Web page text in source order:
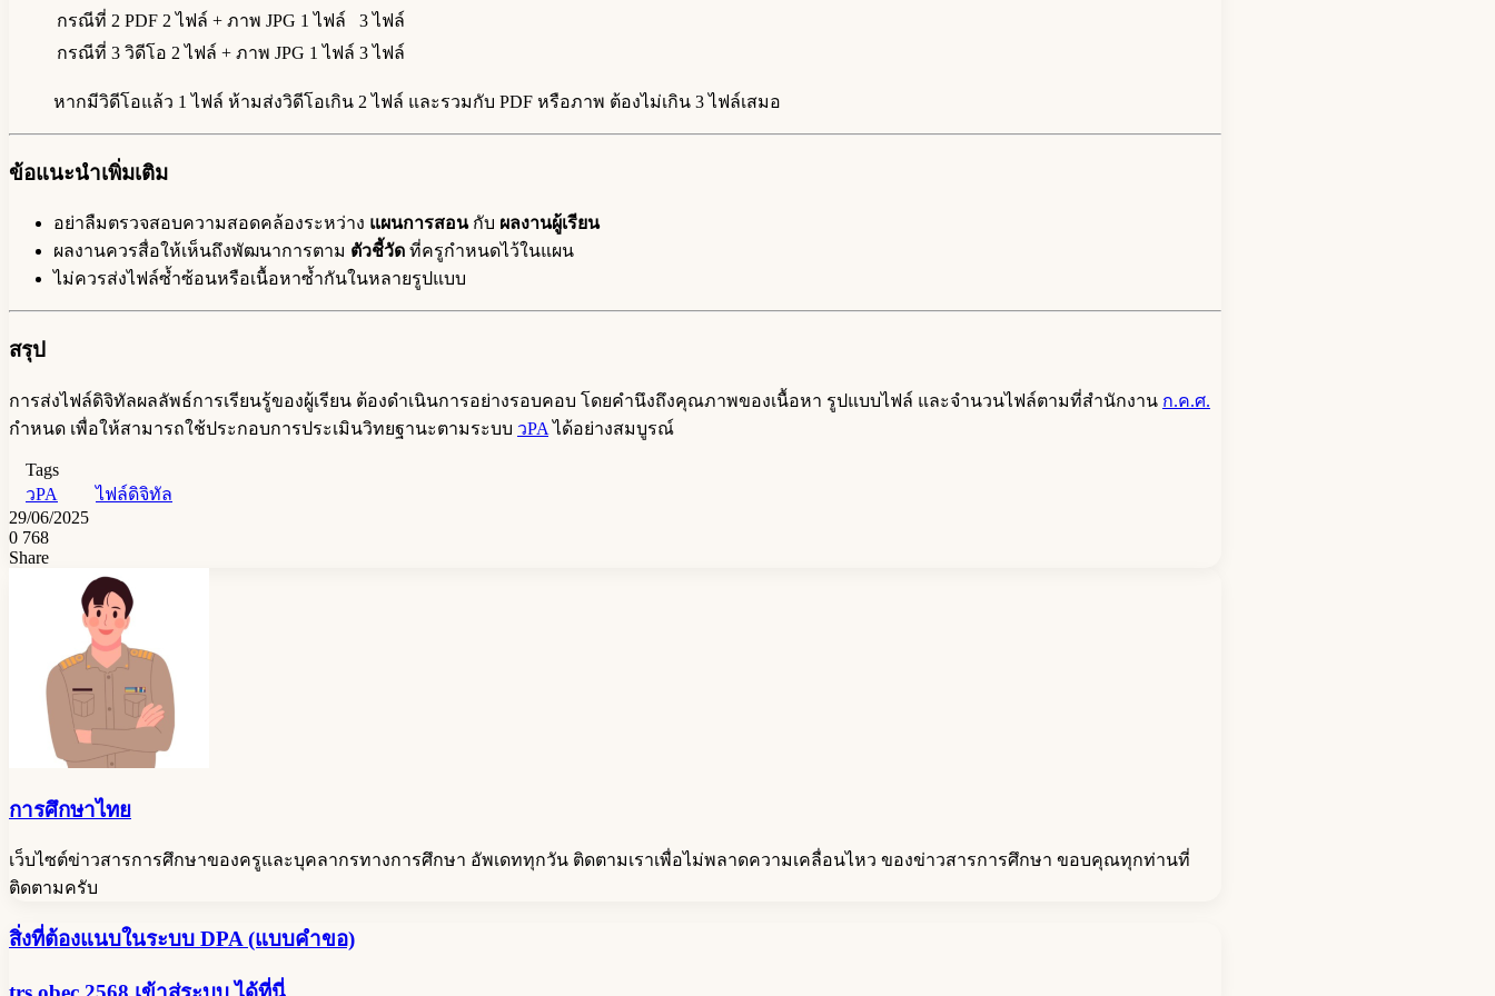
กรณีที่ 2 PDF 2 ไฟล์ + ภาพ JPG 1 ไฟล์
3 ไฟล์
กรณีที่ 3 วิดีโอ 2 ไฟล์ + ภาพ JPG 1 ไฟล์ 3 ไฟล์
หากมีวิดีโอแล้ว 1 ไฟล์ ห้ามส่งวิดีโอเกิน 2 ไฟล์ และรวมกับ PDF หรือภาพ ต้องไม่เกิน 3 ไฟล์เสมอ
ข้อแนะนำเพิ่มเติม
อย่าลืมตรวจสอบความสอดคล้องระหว่าง แผนการสอนกับ ผลงานผู้เรียน
ผลงานควรสื่อให้เห็นถึงพัฒนาการตาม ตัวชี้วัด ที่ครูกำหนดไว้ในแผน
ไม่ควรส่งไฟล์ซ้ำซ้อนหรือเนื้อหาซ้ำกันในหลายรูปแบบ
สรุป
การส่งไฟล์ดิจิทัลผลลัพธ์การเรียนรู้ของผู้เรียน ต้องดำเนินการอย่างรอบคอบ โดยคำนึงถึงคุณภาพของเนื้อหา รูปแบบไฟล์ และจำนวนไฟล์ตามที่สำนักงาน ก.ค.ศ.
กำหนด เพื่อให้สามารถใช้ประกอบการประเมินวิทยฐานะตามระบบ วPA ได้อย่างสมบูรณ์
Tags
วPA
ไฟล์ดิจิทัล
29/06/2025
0 768
Share
การศึกษาไทย
เว็บไซต์ข่าวสารการศึกษาของครูและบุคลากรทางการศึกษา อัพเดททุกวัน ติดตามเราเพื่อไม่พลาดความเคลื่อนไหว ของข่าวสารการศึกษา ขอบคุณทุกท่านที่
ติดตามครับ
สิ่ง
ต้อง
สิ่งที่ต้องแนบในระบบ DPA (แบบคำขอ)
trs